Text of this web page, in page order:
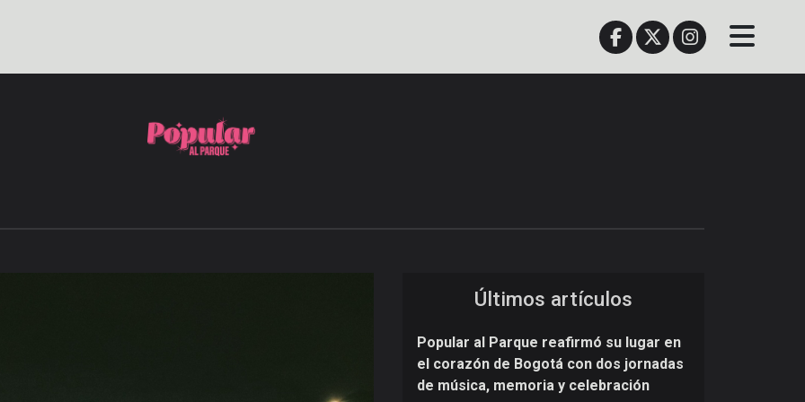
Últimos artículos
Popular al Parque reafirmó su lugar en
el corazón de Bogotá con dos jornadas
de música, memoria y celebración